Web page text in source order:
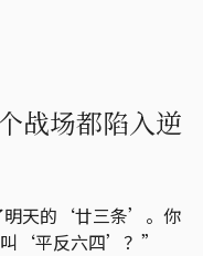
战场都陷入逆
明天的‘廿三条’。你
叫‘平反六四’？”